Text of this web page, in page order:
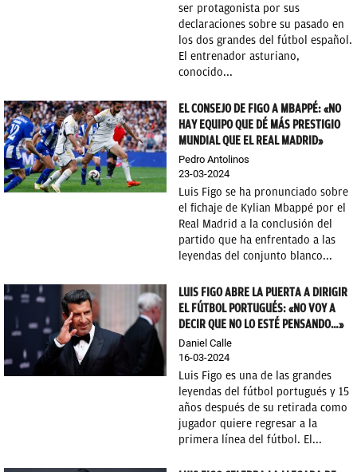
ser protagonista por sus
declaraciones sobre su pasado en
los dos grandes del fútbol español.
El entrenador asturiano,
conocido...
EL CONSEJO DE FIGO A MBAPPÉ: «NO
HAY EQUIPO QUE DÉ MÁS PRESTIGIO
MUNDIAL QUE EL REAL MADRID»
Pedro Antolinos
23-03-2024
Luis Figo se ha pronunciado sobre
el fichaje de Kylian Mbappé por el
Real Madrid a la conclusión del
partido que ha enfrentado a las
leyendas del conjunto blanco...
LUIS FIGO ABRE LA PUERTA A DIRIGIR
EL FÚTBOL PORTUGUÉS: «NO VOY A
DECIR QUE NO LO ESTÉ PENSANDO…»
Daniel Calle
16-03-2024
Luis Figo es una de las grandes
leyendas del fútbol portugués y 15
años después de su retirada como
jugador quiere regresar a la
primera línea del fútbol. El...